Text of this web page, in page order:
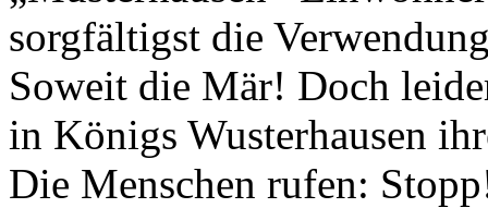
sorgfältigst die
Soweit die Mär! Doch
in Königs Wusterhausen
Die Menschen rufen: